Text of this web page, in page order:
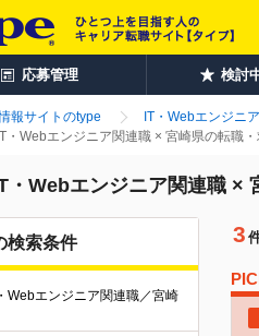
応募管理 検討
報サイトのtype IT・Webエンジニア
・Webエンジニア関連職 × 宮崎県の転職
・Webエンジニア関連職 ×
検索条件
Webエンジニア関連職／宮崎
3